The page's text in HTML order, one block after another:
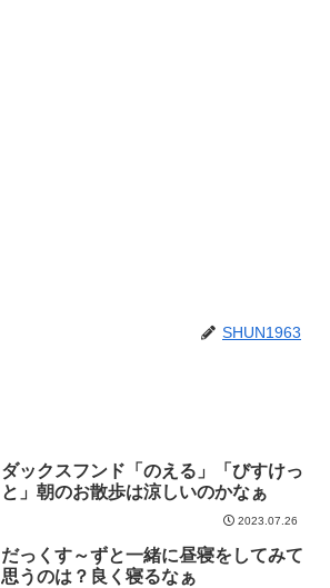
SHUN1963
ダックスフンド「のえる」「びすけっ
と」朝のお散歩は涼しいのかなぁ
2023.07.26
だっくす～ずと一緒に昼寝をしてみて
思うのは？良く寝るなぁ